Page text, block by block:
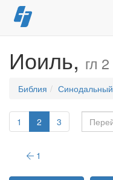
Перейти
к
Иоиль, гл 2
Библия Синодальный
1 2 3
1